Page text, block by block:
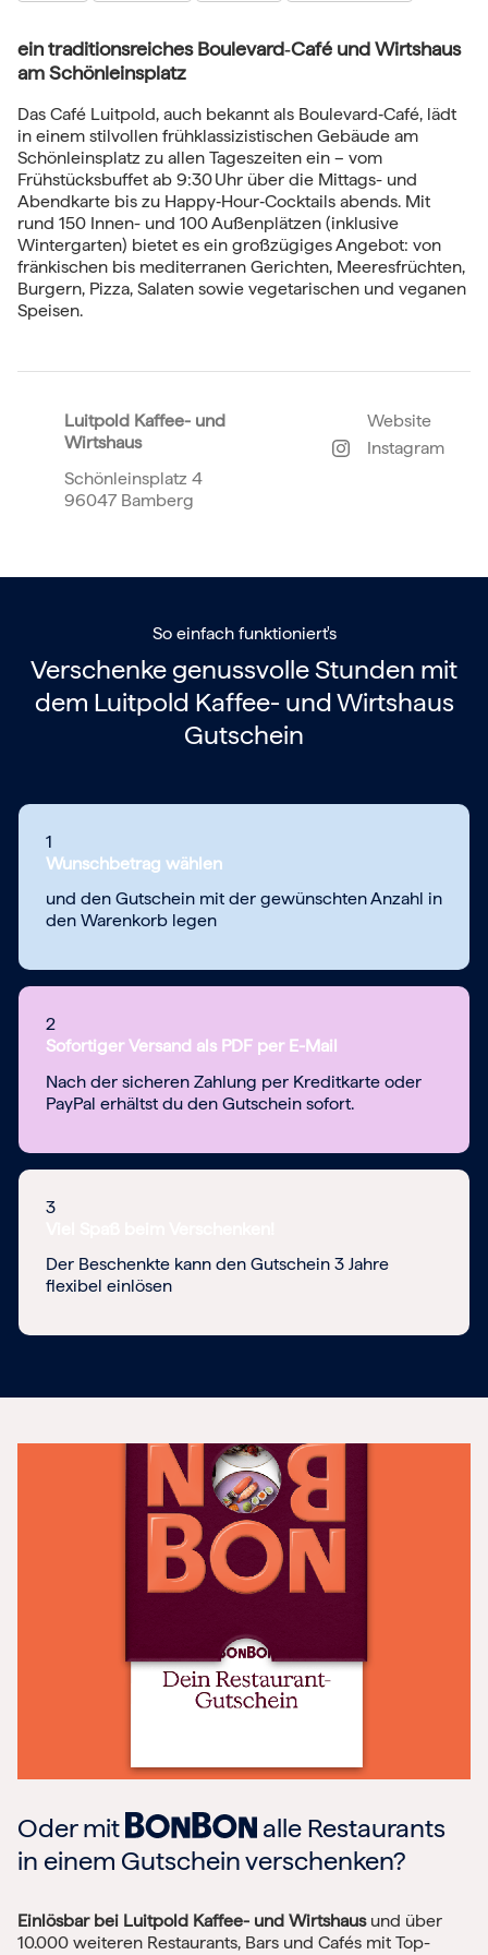
ein traditionsreiches Boulevard‑Café und Wirtshaus
am Schönleinsplatz
Das Café Luitpold, auch bekannt als Boulevard‑Café, lädt
in einem stilvollen frühklassizistischen Gebäude am
Schönleinsplatz zu allen Tageszeiten ein – vom
Frühstücksbuffet ab 9:30 Uhr über die Mittags- und
Abendkarte bis zu Happy‑Hour‑Cocktails abends. Mit
rund 150 Innen- und 100 Außenplätzen (inklusive
Wintergarten) bietet es ein großzügiges Angebot: von
fränkischen bis mediterranen Gerichten, Meeresfrüchten,
Burgern, Pizza, Salaten sowie vegetarischen und veganen
Speisen.
Luitpold Kaffee- und
Wirtshaus
Schönleinsplatz 4
96047 Bamberg
Website
Instagram
So einfach funktioniert's
Verschenke genussvolle Stunden mit
dem Luitpold Kaffee- und Wirtshaus
Gutschein
1
Wunschbetrag wählen
und den Gutschein mit der gewünschten Anzahl in
den Warenkorb legen
2
Sofortiger Versand als PDF per E-Mail
Nach der sicheren Zahlung per Kreditkarte oder
PayPal erhältst du den Gutschein sofort.
3
Der Beschenkte kann den Gutschein 3 Jahre
flexibel einlösen
Oder mit
alle Restaurants
in einem Gutschein verschenken?
Einlösbar bei Luitpold Kaffee- und Wirtshausund über
10.000 weiteren Restaurants, Bars und Cafés mit Top-